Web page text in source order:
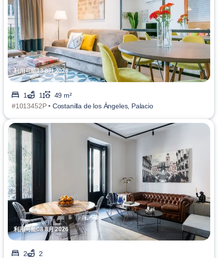
利用可能13 8月 2026
1 1
49 m²
#1013452P • Costanilla de los Ángeles, Palacio
利用可能08 8月 2026
2
2